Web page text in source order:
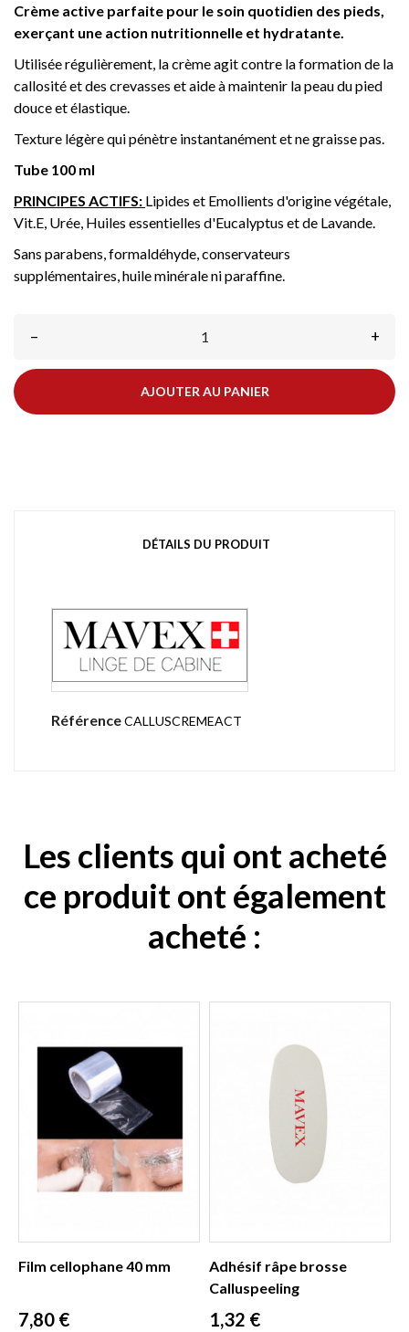
Crème active parfaite pour le soin quotidien des pieds,
exerçant une action nutritionnelle et hydratante.
Utilisée régulièrement, la crème agit contre la formation de la
callosité et des crevasses et aide à maintenir la peau du pied
douce et élastique.
Texture légère qui pénètre instantanément et ne graisse pas.
Tube 100 ml
PRINCIPES ACTIFS: Lipides et Emollients d'origine végétale,
Vit.E, Urée, Huiles essentielles d'Eucalyptus et de Lavande.
Sans parabens, formaldéhyde, conservateurs
supplémentaires, huile minérale ni paraffine.
– +
AJOUTER AU PANIER
DÉTAILS DU PRODUIT
RéférenceCALLUSCREMEACT
Les clients qui ont acheté
ce produit ont également
acheté :
Film cellophane 40 mm
Prix
7,80 €
Adhésif râpe brosse
Calluspeeling
Prix
1,32 €